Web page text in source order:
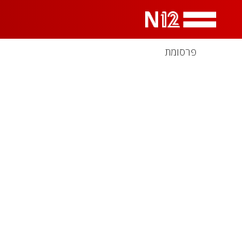
פרסומת